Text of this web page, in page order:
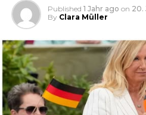
Published 1 Jahr ago on 20.
By Clara Müller